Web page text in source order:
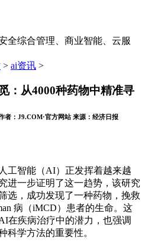
全综合管理、商业智能、云服
> ai资讯 >
：从4000种药物中精准寻
者： J9.COM·官方网站 来源： 经济日报
智能（AI）正发挥着越来越
进一步证明了这一趋势，该研究
选，成功发现了一种药物，挽救
病（iMCD）患者的生命。这
在疾病治疗中的潜力，也强调
科学方法的重要性。